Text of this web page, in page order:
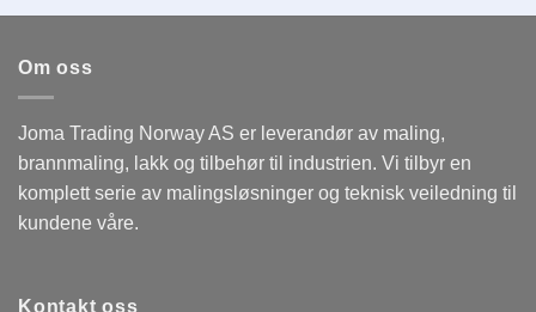
Om oss
Joma Trading Norway AS er leverandør av maling,
brannmaling, lakk og tilbehør til industrien. Vi tilbyr en
komplett serie av malingsløsninger og teknisk veiledning til
kundene våre.
Kontakt oss